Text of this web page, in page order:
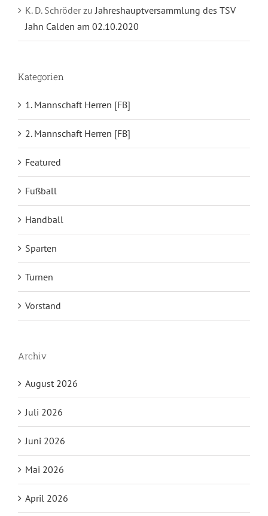
K. D. Schröder zu Jahreshauptversammlung des TSV
Jahn Calden am 02.10.2020
Kategorien
1. Mannschaft Herren [FB]
2. Mannschaft Herren [FB]
Featured
Fußball
Handball
Sparten
Turnen
Vorstand
Archiv
August 2026
Juli 2026
Juni 2026
Mai 2026
April 2026